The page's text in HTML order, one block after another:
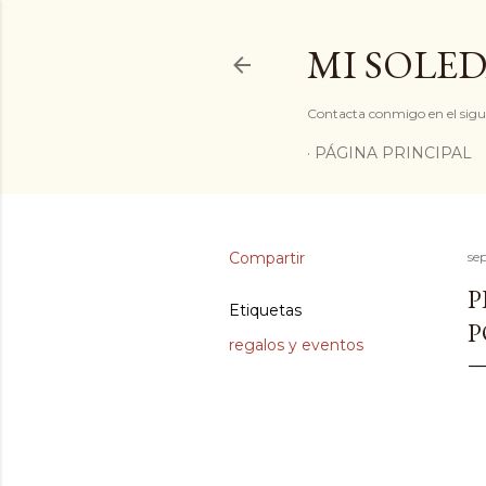
MI
Contacta conmigo en el
PÁGINA PRINCIPAL
Compartir
Etiquetas
regalos y eventos